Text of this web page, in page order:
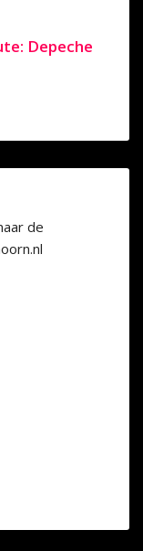
Depeche
de